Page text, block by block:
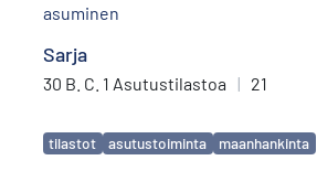
asuminen
Sarja
30 B. C. 1 Asutustilastoa | 21
Avainsanat
tilastot asutustoiminta maanhankinta